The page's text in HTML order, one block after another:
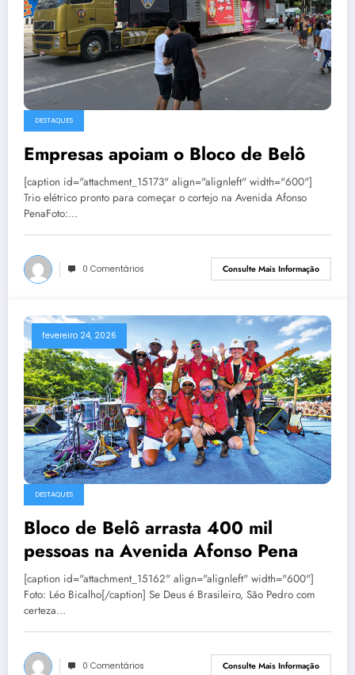
DESTAQUES
Empresas apoiam o Bloco de Belô
[caption id="attachment_15173" align="alignleft" width="600"]
Trio elétrico pronto para começar o cortejo na Avenida Afonso
PenaFoto:…
0 Comentários Consulte Mais Informação
fevereiro 24, 2026
DESTAQUES
Bloco de Belô arrasta 400 mil
pessoas na Avenida Afonso Pena
[caption id="attachment_15162" align="alignleft" width="600"]
Foto: Léo Bicalho[/caption] Se Deus é Brasileiro, São Pedro com
certeza…
0 Comentários Consulte Mais Informação